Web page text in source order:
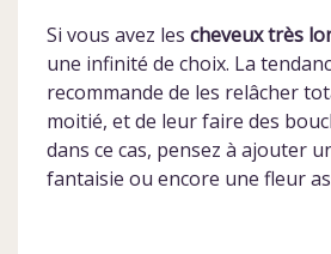
Si vous avez les cheveux très
une infinité de choix. La
recommande de les relâcher
moitié, et de leur faire des
dans ce cas, pensez à ajouter
fantaisie ou encore une fleur